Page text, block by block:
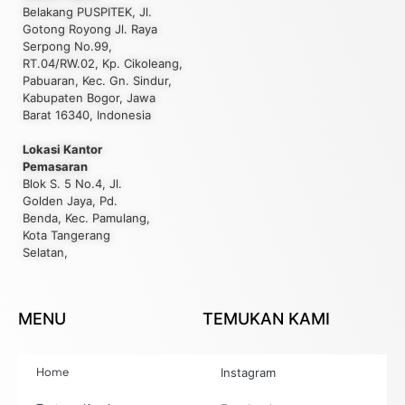
Belakang PUSPITEK, Jl.
Gotong Royong Jl. Raya
Serpong No.99,
RT.04/RW.02, Kp. Cikoleang,
Pabuaran, Kec. Gn. Sindur,
Kabupaten Bogor, Jawa
Barat 16340, Indonesia
Lokasi Kantor
Pemasaran
Blok S. 5 No.4, Jl.
Golden Jaya, Pd.
Benda, Kec. Pamulang,
Kota Tangerang
Selatan,
MENU
Home
TEMUKAN KAMI
Instagram